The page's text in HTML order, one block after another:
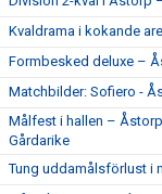
Kvaldrama i kokande
Formbesked deluxe –
Matchbilder: Sofiero -
Målfest i hallen –
Gårdarike
Tung uddamålsförlust i